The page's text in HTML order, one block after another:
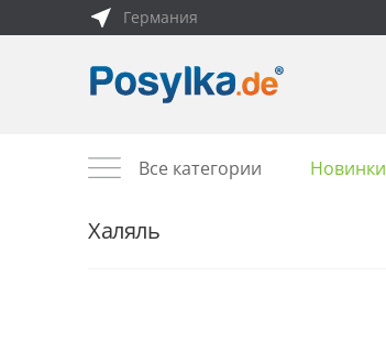
Германия
Все категории Новинки
Халяль